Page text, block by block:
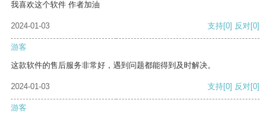
我喜欢这个软件 作者加油
2024-01-03 支持[0] 反对[0]
游客
这款软件的售后服务非常好，遇到问题都能得到及时解决。
2024-01-03 支持[0] 反对[0]
游客